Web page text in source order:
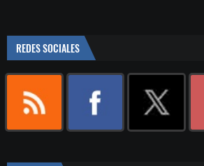
REDES SOCIALES